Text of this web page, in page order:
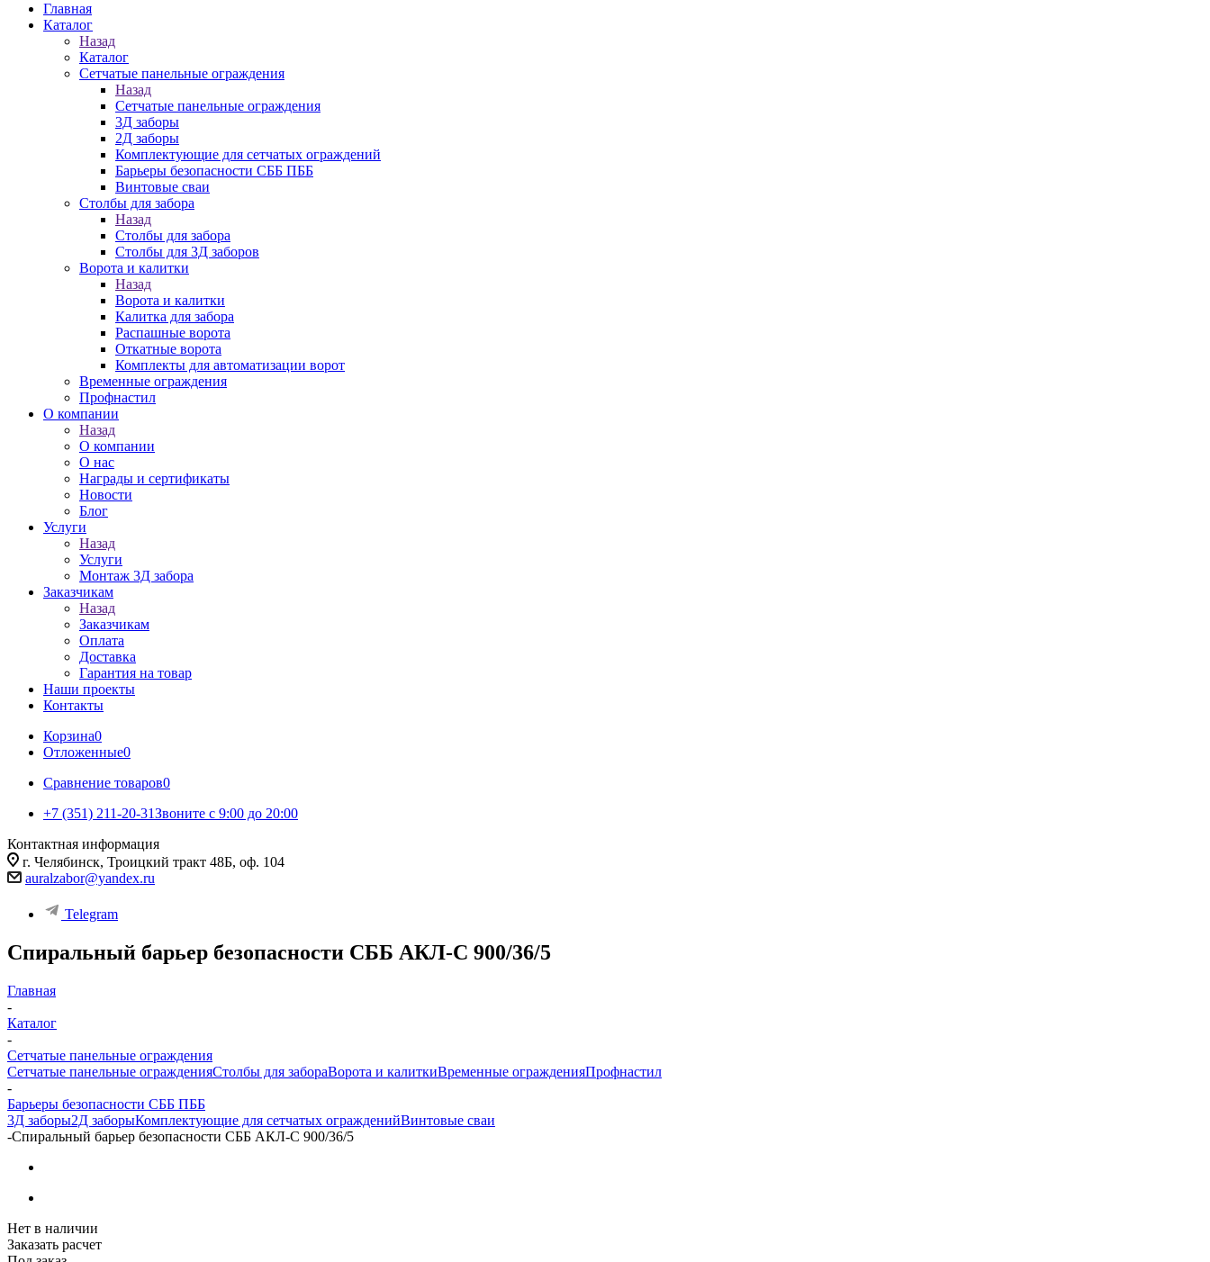
Главная
Каталог
Назад
Каталог
Сетчатые панельные ограждения
Назад
Сетчатые панельные ограждения
3Д заборы
2Д заборы
Комплектующие для сетчатых ограждений
Барьеры безопасности СББ ПББ
Винтовые сваи
Столбы для забора
Назад
Столбы для забора
Столбы для 3Д заборов
Ворота и калитки
Назад
Ворота и калитки
Калитка для забора
Распашные ворота
Откатные ворота
Комплекты для автоматизации ворот
Временные ограждения
Профнастил
О компании
Назад
О компании
О нас
Награды и сертификаты
Новости
Блог
Услуги
Назад
Услуги
Монтаж 3Д забора
Заказчикам
Назад
Заказчикам
Оплата
Доставка
Гарантия на товар
Наши проекты
Контакты
Корзина0
Отложенные0
Сравнение товаров0
+7 (351) 211-20-31Звоните с 9:00 до 20:00
Контактная информация
г. Челябинск, Троицкий тракт 48Б, оф. 104
auralzabor@yandex.ru
Telegram
Спиральный барьер безопасности СББ АКЛ-С 900/36/5
Главная
-
Каталог
-
Сетчатые панельные ограждения
Сетчатые панельные огражденияСтолбы для забораВорота и калиткиВременные огражденияПрофнастил
-
Барьеры безопасности СББ ПББ
3Д заборы2Д заборыКомплектующие для сетчатых огражденийВинтовые сваи
-Спиральный барьер безопасности СББ АКЛ-С 900/36/5
Нет в наличии
Заказать расчет